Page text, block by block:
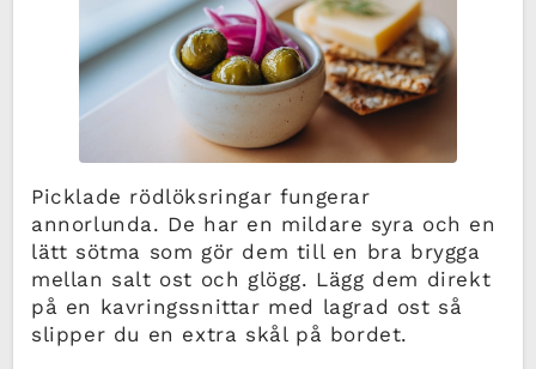
Picklade rödlöksringar fungerar
annorlunda. De har en mildare syra och en
lätt sötma som gör dem till en bra brygga
mellan salt ost och glögg. Lägg dem direkt
på en kavringssnittar med lagrad ost så
slipper du en extra skål på bordet.